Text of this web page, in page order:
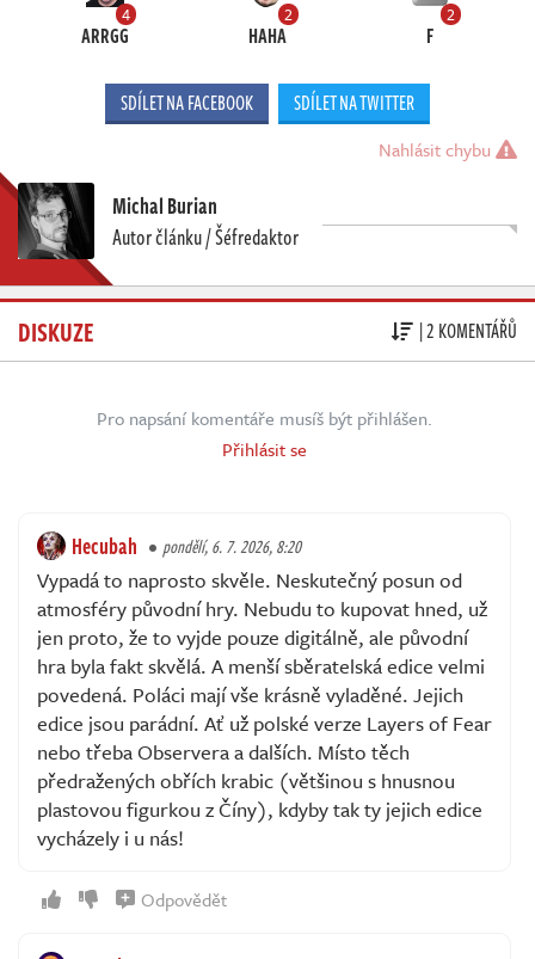
4
ARRGG
2
HAHA
2
F
SDÍLET NA FACEBOOK SDÍLET NA TWITTER
Nahlásit chybu
Michal Burian
Autor článku / Šéfredaktor
DISKUZE | 2 KOMENTÁŘŮ
Pro napsání komentáře musíš být přihlášen.
Přihlásit se
Hecubah pondělí, 6. 7. 2026, 8:20
Vypadá to naprosto skvěle. Neskutečný posun od
atmosféry původní hry. Nebudu to kupovat hned, už
jen proto, že to vyjde pouze digitálně, ale původní
hra byla fakt skvělá. A menší sběratelská edice velmi
povedená. Poláci mají vše krásně vyladěné. Jejich
edice jsou parádní. Ať už polské verze Layers of Fear
nebo třeba Observera a dalších. Místo těch
předražených obřích krabic (většinou s hnusnou
plastovou figurkou z Číny), kdyby tak ty jejich edice
vycházely i u nás!
Odpovědět